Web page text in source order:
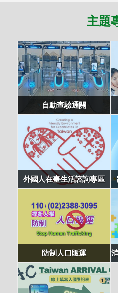
主題
自動查驗通關
外國人在臺生活諮詢專區
防制人口販運